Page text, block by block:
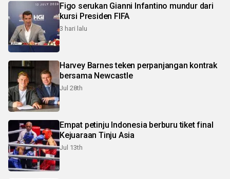
Figo serukan Gianni Infantino mundur dari
kursi Presiden FIFA
3 hari lalu
Harvey Barnes teken perpanjangan kontrak
bersama Newcastle
Jul 28th
Empat petinju Indonesia berburu tiket final
Kejuaraan Tinju Asia
Jul 13th